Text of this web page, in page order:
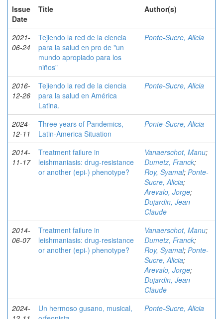
Issue
Date
Title Author(s)
2021-
06-24
Tejiendo la red de la ciencia
para la salud en pro de "un
mundo apropiado para los
niños"
Ponte-Sucre, Alicia
2016-
12-26
Tejiendo la red de la ciencia
para la salud en América
Latina.
Ponte-Sucre, Alicia
2024-
12-11
Three years of Pandemics,
Latin-America Situation
Ponte-Sucre, Alicia
2014-
11-17
Treatment failure in
leishmaniasis: drug-resistance
or another (epi-) phenotype?
Vanaerschot, Manu;
Dumetz, Franck;
Roy, Syamal; Ponte-
Sucre, Alicia;
Arevalo, Jorge;
Dujardin, Jean
Claude
2014-
06-07
Treatment failure in
leishmaniasis: drug-resistance
or another (epi-) phenotype?
Vanaerschot, Manu;
Dumetz, Franck;
Roy, Syamal; Ponte-
Sucre, Alicia;
Arevalo, Jorge;
Dujardin, Jean
Claude
2024-
Un hermoso gusano, musical,
Ponte-Sucre, Alicia